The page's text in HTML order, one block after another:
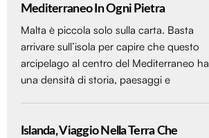
Mediterraneo In Ogni Pietra
Malta è piccola solo sulla carta. Basta
arrivare sull’isola per capire che questo
arcipelago al centro del Mediterraneo ha
una densità di storia, paesaggi e
Islanda, Viaggio Nella Terra Che